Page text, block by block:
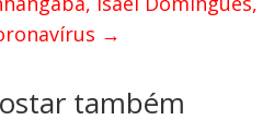
→
também